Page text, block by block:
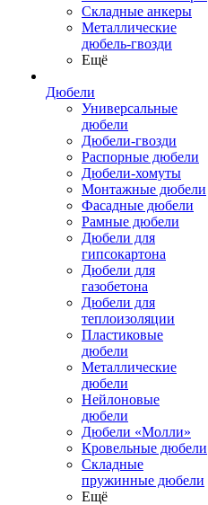
Складные анкеры
Металлические
дюбель-гвозди
Ещё
Дюбели
Универсальные
дюбели
Дюбели-гвозди
Распорные дюбели
Дюбели-хомуты
Монтажные дюбели
Фасадные дюбели
Рамные дюбели
Дюбели для
гипсокартона
Дюбели для
газобетона
Дюбели для
теплоизоляции
Пластиковые
дюбели
Металлические
дюбели
Нейлоновые
дюбели
Дюбели «Молли»
Кровельные дюбели
Складные
пружинные дюбели
Ещё